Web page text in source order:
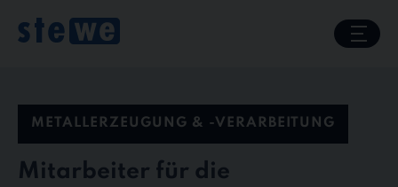
content
METALLERZEUGUNG & -VERARBEITUNG
Mitarbeiter für die